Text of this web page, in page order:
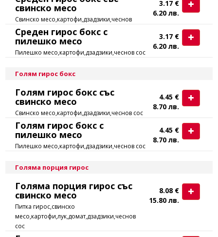
свинско месо
Свинско месо,картофи,дзадзики,чеснов
3.17 €
6.20 лв.
Среден гирос бокс с
пилешко месо
Пилешко месо,картофи,дзадзики,чеснов сос
3.17 €
6.20 лв.
Голям гирос бокс
Голям гирос бокс със
свинско месо
Свинско месо,картофи,дзадзики,чеснов сос
4.45 €
8.70 лв.
Голям гирос бокс с
пилешко месо
Пилешко месо,картофи,дзадзики,чеснов сос
4.45 €
8.70 лв.
Голяма порция гирос
Голяма порция гирос със
свинско месо
Питка гирос,свинско
месо,картофи,лук,домат,дзадзики,чеснов
сос
8.08 €
15.80 лв.